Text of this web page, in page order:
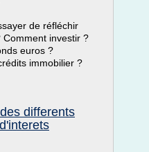
de réfléchir
investir ?
euros ?
immobilier ?
differents